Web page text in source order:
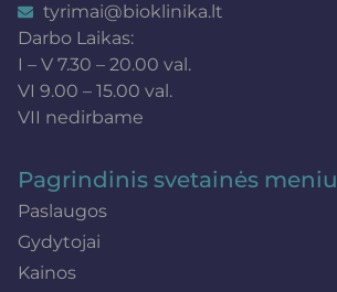
tyrimai@bioklinika.lt
Darbo Laikas:
I – V 7.30 – 20.00 val.
VI 9.00 – 15.00 val.
VII nedirbame
Pagrindinis svetainės meniu
Paslaugos
Gydytojai
Kainos